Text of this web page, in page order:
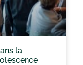
la